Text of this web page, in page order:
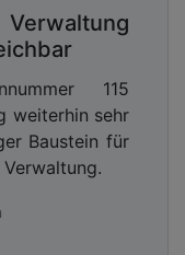
Sporthallen,
Feuerwehr – sie
der
wird das
Framework
OAS Open
an den
und
verbesserte
115
weiterhin sehr
Baustein für